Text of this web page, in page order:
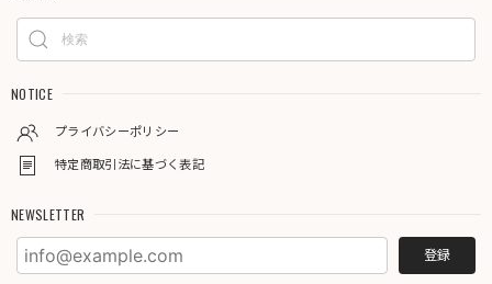
NOTICE
プライバシーポリシー
特定商取引法に基づく表記
NEWSLETTER
登録